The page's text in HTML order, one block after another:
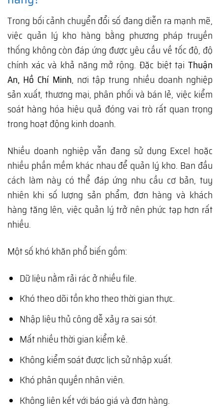
Trong bối cảnh chuyển đổi số đang diễn ra mạnh mẽ,
việc quản lý kho hàng bằng phương pháp truyền
thống không còn đáp ứng được yêu cầu về tốc độ, độ
chính xác và khả năng mở rộng. Đặc biệt tại Thuận
An, Hồ Chí Minh, nơi tập trung nhiều doanh nghiệp
sản xuất, thương mại, phân phối và bán lẻ, việc kiểm
soát hàng hóa hiệu quả đóng vai trò rất quan trọng
trong hoạt động kinh doanh.
Nhiều doanh nghiệp vẫn đang sử dụng Excel hoặc
nhiều phần mềm khác nhau để quản lý kho. Ban đầu
cách làm này có thể đáp ứng nhu cầu cơ bản, tuy
nhiên khi số lượng sản phẩm, đơn hàng và khách
hàng tăng lên, việc quản lý trở nên phức tạp hơn rất
nhiều.
Một số khó khăn phổ biến gồm:
Dữ liệu nằm rải rác ở nhiều file.
Khó theo dõi tồn kho theo thời gian thực.
Nhập liệu thủ công dễ xảy ra sai sót.
Mất nhiều thời gian kiểm kê.
Không kiểm soát được lịch sử nhập xuất.
Khó phân quyền nhân viên.
Không liên kết với báo giá và đơn hàng.